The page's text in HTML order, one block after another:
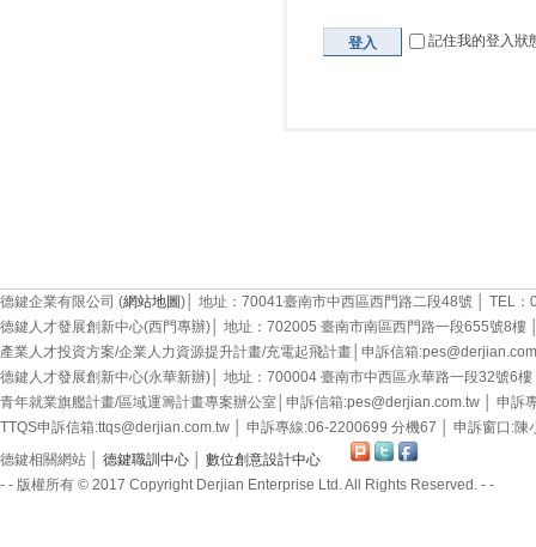
登入 記住我的登入狀
德鍵企業有限公司 (網站地圖)│ 地址：70041臺南市中西區西門路二段48號 │ TEL
德鍵人才發展創新中心(西門專辦)│ 地址：702005 臺南市南區西門路一段655號8
產業人才投資方案/企業人力資源提升計畫/充電起飛計畫│申訴信箱
德鍵人才發展創新中心(永華新辦)│ 地址：700004 臺南市中西區永華路一段32號6
青年就業旗艦計畫/區域運籌計畫專案辦公室│申訴信箱:pes@derjian.com.tw │ 申訴
TTQS申訴信箱:ttqs@derjian.com.tw │ 申訴專線:06-2200699 分機67 │ 申訴窗口:陳
德鍵相關網站 │ 德鍵職訓中心
數位創意設計中心
- - 版權所有 © 2017 Copyright Derjian Enterprise Ltd. All Rights Reserved. - -